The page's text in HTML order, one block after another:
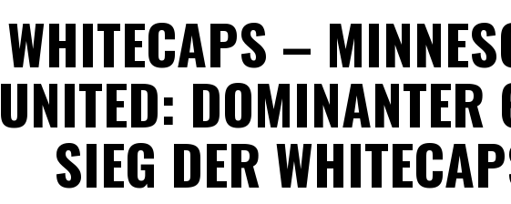
WHITECAPS –
UNITED:
SIEG DER